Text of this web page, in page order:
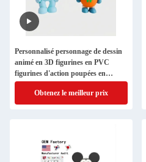
Personnalisé personnage de dessin
animé en 3D figurines en PVC
figurines d'action poupées en
plastique jouets
Obtenez le meilleur prix